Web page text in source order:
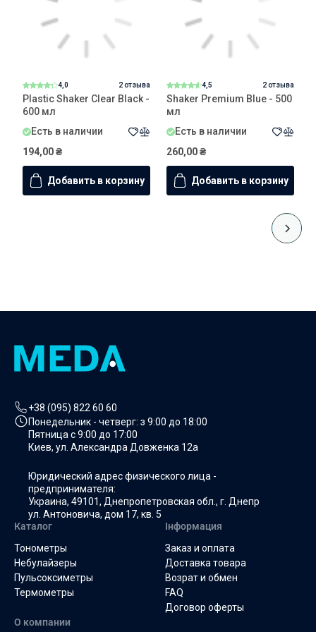
4,0 2 отзыва
Plastic Shaker Clear Black -
600 мл
Есть в наличии
194,00₴
Добавить в корзину
4,5 2 отзыва
Shaker Premium Blue - 500
мл
Есть в наличии
260,00₴
Добавить в корзину
+38 (095) 822 60 60
Понедельник - четверг: з 9:00 до 18:00
Пятница с9:00 до 17:00
Киев, ул. Александра Довженка 12а
Юридический адрес физического лица -
предпринимателя:
Украина, 49101, Днепропетровская обл., г. Днепр
ул. Антоновича, дом 17, кв. 5
Каталог
Тонометры
Небулайзеры
Пульсоксиметры
Термометры
Інформация
Заказ и оплата
Доставка товара
Возрат и обмен
FAQ
Договор оферты
О компании